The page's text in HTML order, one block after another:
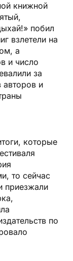
книжной
побил
взлетели на
а
и число
за
авторов и
которые
то сейчас
приезжали
по